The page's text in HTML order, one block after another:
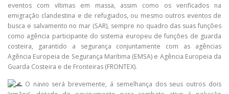
eventos com vítimas em massa, assim como os verificados na
emigração clandestina e de refugiados, ou mesmo outros eventos de
busca e salvamento no mar (SAR), sempre no quadro das suas funções
como agência participante do sistema europeu de funções de guarda
costeira, garantido a segurança conjuntamente com as agências
Agência Europeia de Segurança Marítima (EMSA) e Agência Europeia da
Guarda Costeira e de Fronteiras (FRONTEX).
O navio será brevemente, á semelhança dos seus outros dois